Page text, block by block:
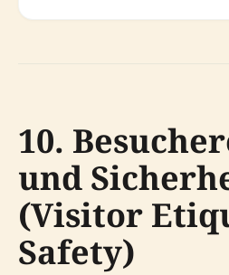
10.
und
(Visitor
Safety)